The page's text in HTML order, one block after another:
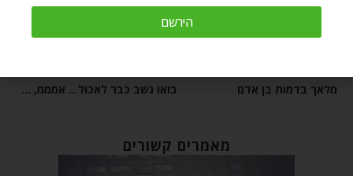
מלאך בדמות בן אדם
בואו נשב כבר לאכול… אמממ, עוד דקה
מאמרים קשורים
הירשם